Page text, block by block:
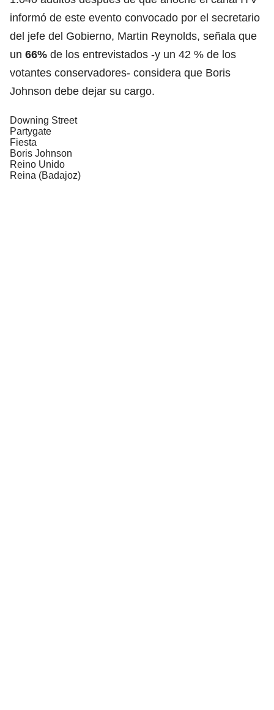
informó de este evento convocado por el secretario
del jefe del Gobierno, Martin Reynolds, señala que
un 66% de los entrevistados -y un 42 % de los
votantes conservadores- considera que Boris
Johnson debe dejar su cargo.
Downing Street
Partygate
Fiesta
Boris Johnson
Reino Unido
Reina (Badajoz)